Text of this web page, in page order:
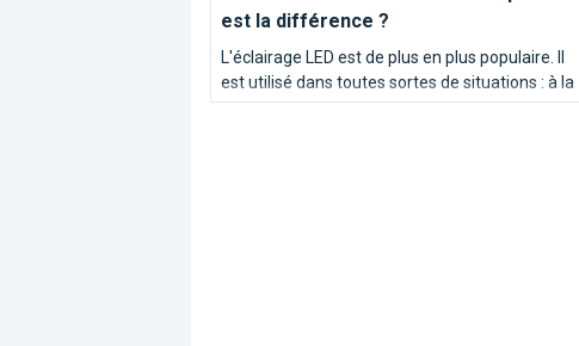
est la différence ?
L'éclairage LED est de plus en plus populaire. Il
est utilisé dans toutes sortes de situations : à la
maison, dans les bureaux et les usines, dans les